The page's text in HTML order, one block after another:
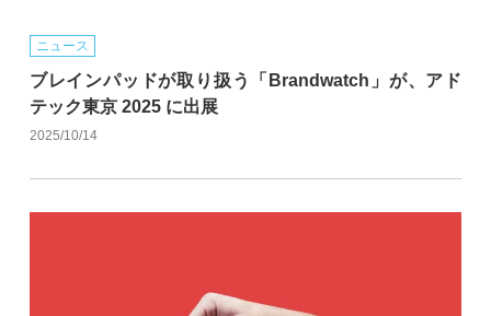
ニュース
ブレインパッドが取り扱う「Brandwatch」が、アド
テック東京 2025 に出展
2025/10/14